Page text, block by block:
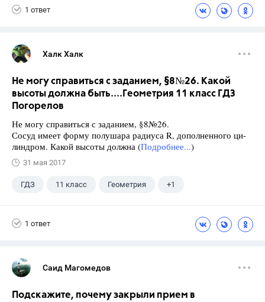
1 ответ
Халк Халк
Не могу справиться с заданием, §8№26. Какой
высоты должна быть....Геометрия 11 класс ГДЗ
Погорелов
Не могу справиться с заданием, §8№26.
Сосуд имеет форму полушара радиуса R, дополненного ци-
линдром. Какой высоты должна (Подробнее...)
31 мая 2017
ГДЗ 11 класс Геометрия +1
1 ответ
Саид Магомедов
Подскажите, почему закрыли прием в